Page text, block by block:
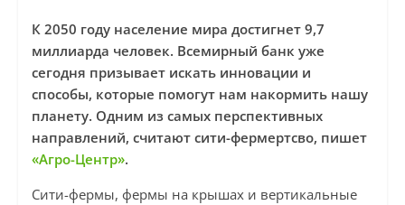
К 2050 году население мира достигнет 9,7
миллиарда человек. Всемирный банк уже
сегодня призывает искать инновации и
способы, которые помогут нам накормить нашу
планету. Одним из самых перспективных
направлений, считают сити-фермертсво, пишет
«Агро-Центр».
Сити-фермы, фермы на крышах и вертикальные